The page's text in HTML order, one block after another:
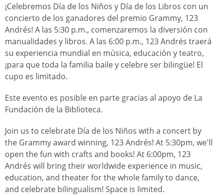
¡Celebremos Día de los Niños y Día de los Libros con un
concierto de los ganadores del premio Grammy, 123
Andrés! A las 5:30 p.m., comenzaremos la diversión con
manualidades y libros. A las 6:00 p.m., 123 Andrés traerá
su experiencia mundial en música, educación y teatro,
¡para que toda la familia baile y celebre ser bilingüe! El
cupo es limitado.
Este evento es posible en parte gracias al apoyo de La
Fundación de la Biblioteca.
Join us to celebrate Día de los Niños with a concert by
the Grammy award winning, 123 Andrés! At 5:30pm, we'll
open the fun with crafts and books! At 6:00pm, 123
Andrés will bring their worldwide experience in music,
education, and theater for the whole family to dance,
and celebrate bilingualism! Space is limited.